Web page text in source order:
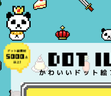
かわいいドット